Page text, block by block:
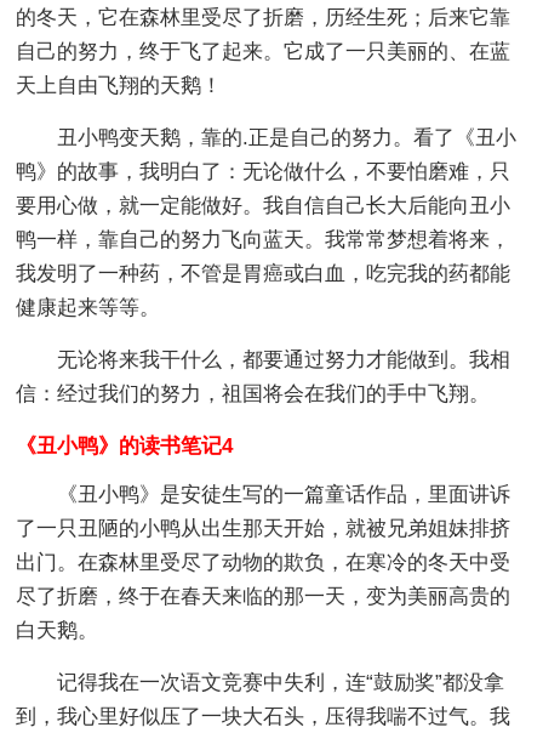
的冬天，它在森林里受尽了折磨，历经生死；后来它靠
自己的努力，终于飞了起来。它成了一只美丽的、在蓝
天上自由飞翔的天鹅！
丑小鸭变天鹅，靠的.正是自己的努力。看了《丑小
鸭》的故事，我明白了：无论做什么，不要怕磨难，只
要用心做，就一定能做好。我自信自己长大后能向丑小
鸭一样，靠自己的努力飞向蓝天。我常常梦想着将来，
我发明了一种药，不管是胃癌或白血，吃完我的药都能
健康起来等等。
无论将来我干什么，都要通过努力才能做到。我相
信：经过我们的努力，祖国将会在我们的手中飞翔。
《丑小鸭》的读书笔记4
《丑小鸭》是安徒生写的一篇童话作品，里面讲诉
了一只丑陋的小鸭从出生那天开始，就被兄弟姐妹排挤
出门。在森林里受尽了动物的欺负，在寒冷的冬天中受
尽了折磨，终于在春天来临的那一天，变为美丽高贵的
白天鹅。
记得我在一次语文竞赛中失利，连“鼓励奖”都没拿
到，我心里好似压了一块大石头，压得我喘不过气。我